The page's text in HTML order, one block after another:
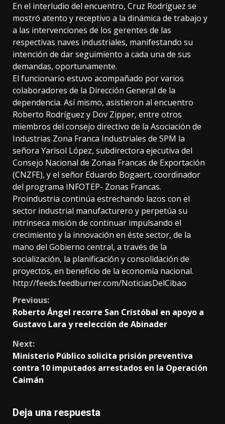
En el interludio del encuentro, Cruz Rodríguez se
mostró atento y receptivo a la dinámica de trabajo y
a las intervenciones de los gerentes de las
respectivas naves industriales, manifestando su
intención de dar seguimiento a cada una de sus
demandas, oportunamente.
El funcionario estuvo acompañado por varios
colaboradores de la Dirección General de la
dependencia. Así mismo, asistieron al encuentro
Roberto Rodríguez y Dov Zipper, entre otros
miembros del consejo directivo de la Asociación de
Industrias Zona Franca Industriales de SPM la
señora Yarisol López, subdirectora ejecutiva del
Consejo Nacional de Zonaa Francas de Exportación
(CNZFE), y el señor Eduardo Bogaert, coordinador
del programa INFOTEP- Zonas Francas.
Proindustria continúa estrechando lazos con el
sector industrial manufacturero y perpetúa su
intrínseca misión de continuar impulsando el
crecimiento y la innovación en éste sector, de la
mano del Gobierno central, a través de la
socialización, la planificación y consolidación de
proyectos, en beneficio de la economía nacional.
http://feeds.feedburner.com/NoticiasDelCibao
Continue
Reading
Previous:
Roberto Ángel recorre San Cristóbal en apoyo a
Gustavo Lara y reelección de Abinader
Next:
Ministerio Público solicita prisión preventiva
contra 10 imputados arrestados en la Operación
Caimán
Deja una respuesta